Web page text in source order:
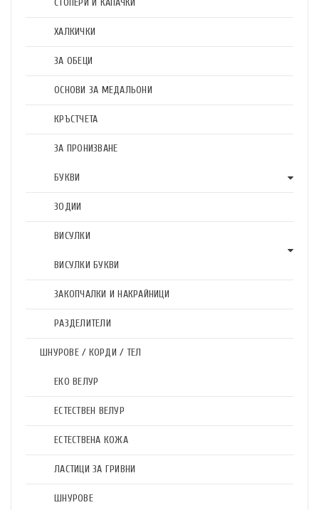
СТОПЕРИ И КАПАЧКИ
ХАЛКИЧКИ
ЗА ОБЕЦИ
ОСНОВИ ЗА МЕДАЛЬОНИ
КРЪСТЧЕТА
ЗА ПРОНИЗВАНЕ
БУКВИ
ЗОДИИ
ВИСУЛКИ
ВИСУЛКИ БУКВИ
ЗАКОПЧАЛКИ И НАКРАЙНИЦИ
РАЗДЕЛИТЕЛИ
ШНУРОВЕ / КОРДИ / ТЕЛ
ЕКО ВЕЛУР
ЕСТЕСТВЕН ВЕЛУР
ЕСТЕСТВЕНА КОЖА
ЛАСТИЦИ ЗА ГРИВНИ
ШНУРОВЕ